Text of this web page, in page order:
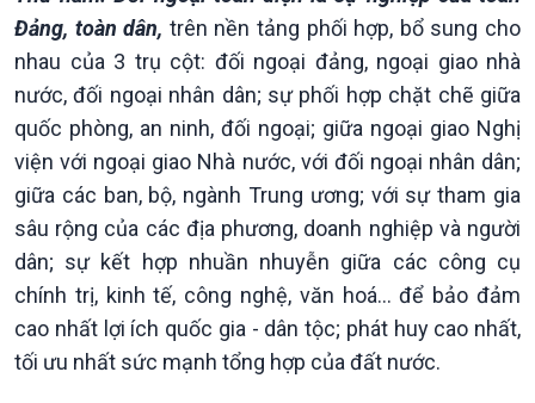
Nông nghiệp & Biển đảo
Đảng, toàn dân, trên nền tảng phối hợp, bổ sung cho
nhau của 3 trụ cột: đối ngoại đảng, ngoại giao nhà
nước, đối ngoại nhân dân; sự phối hợp chặt chẽ giữa
quốc phòng, an ninh, đối ngoại; giữa ngoại giao Nghị
viện với ngoại giao Nhà nước, với đối ngoại nhân dân;
giữa các ban, bộ, ngành Trung ương; với sự tham gia
sâu rộng của các địa phương, doanh nghiệp và người
dân; sự kết hợp nhuần nhuyễn giữa các công cụ
chính trị, kinh tế, công nghệ, văn hoá... để bảo đảm
cao nhất lợi ích quốc gia - dân tộc; phát huy cao nhất,
tối ưu nhất sức mạnh tổng hợp của đất nước.